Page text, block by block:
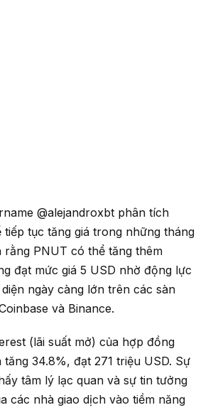
@alejandroxbt phân tích
tục tăng giá trong những tháng
rằng PNUT có thể tăng thêm
đạt mức giá 5 USD nhờ động lực
ngày càng lớn trên các sàn
và Binance.
(lãi suất mở) của hợp đồng
34.8%, đạt 271 triệu USD. Sự
tâm lý lạc quan và sự tin tưởng
các nhà giao dịch vào tiềm năng